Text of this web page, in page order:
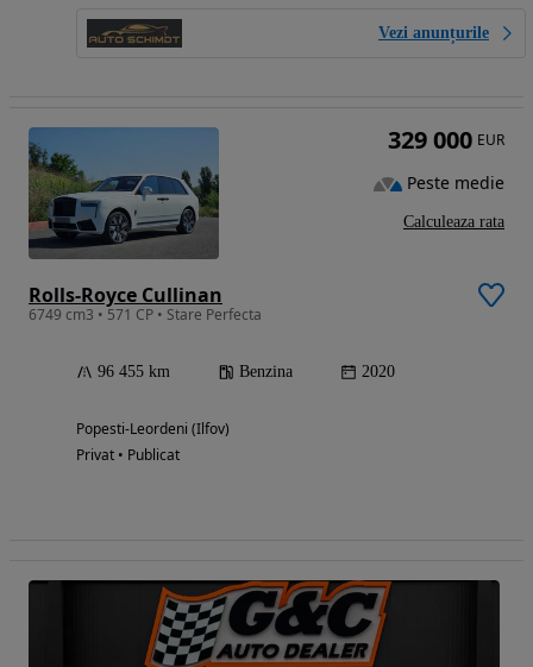
Vezi anunțurile
Rolls-Royce Cullinan
6749 cm3 • 571 CP • Stare Perfecta
96 455 km Benzina 2020
Popesti-Leordeni (Ilfov)
Privat • Publicat
329 000 EUR
Peste medie
Calculeaza rata